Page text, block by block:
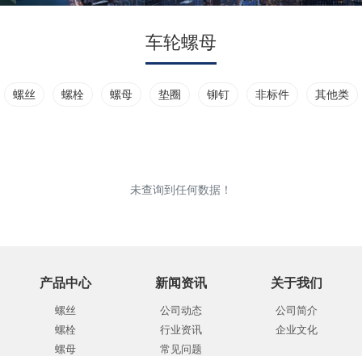
车轮螺母
螺丝 螺栓 螺母 垫圈 铆钉 非标件 其他类
未查询到任何数据！
产品中心
螺丝
螺栓
螺母
新闻资讯
公司动态
行业资讯
常见问题
关于我们
公司简介
企业文化